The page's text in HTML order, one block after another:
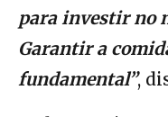
para investir no
Garantir a
fundamental”,